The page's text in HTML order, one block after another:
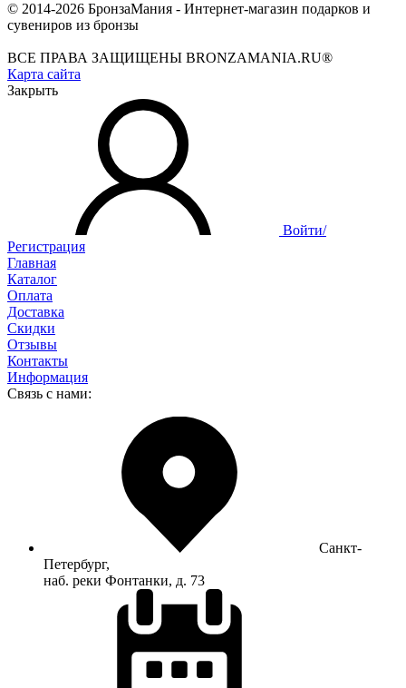
© 2014-2026 БронзаМания - Интернет-магазин подарков и
сувениров из бронзы
ВСЕ ПРАВА ЗАЩИЩЕНЫ BRONZAMANIA.RU®
Карта сайта
Закрыть
Войти/
Регистрация
Главная
Каталог
Оплата
Доставка
Скидки
Отзывы
Контакты
Информация
Связь с нами:
Санкт-
Петербург,
наб. реки Фонтанки, д. 73